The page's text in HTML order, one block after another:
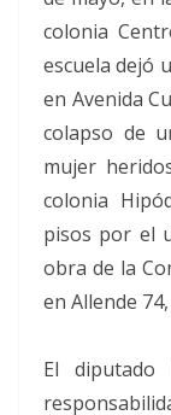
colonia
escuela dejó
en Avenida
colapso de
mujer
colonia
pisos por el
obra de la
en Allende
El diputado